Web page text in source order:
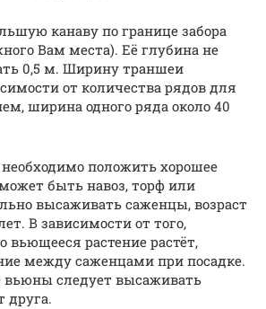
канаву по границе забора
Вам места). Её глубина не
0,5 м. Ширину траншеи
от количества рядов для
ширина одного ряда около 40
положить хорошее
быть навоз, торф или
высаживать саженцы, возраст
В зависимости от того,
вьющееся растение растёт,
между саженцами при посадке.
вьюны следует высаживать
друга.